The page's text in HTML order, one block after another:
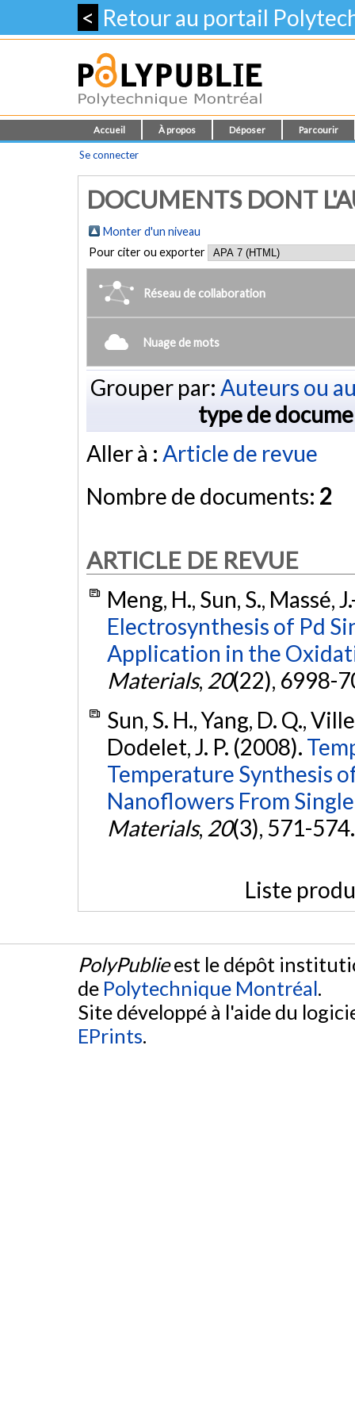
< Retour au portail
Accueil À propos Déposer Parcourir
Se connecter
DOCUMENTS DONT
Monter d'un niveau
Pour citer ou exporter
Réseau de collaboration
Nuage de mots
Grouper par: Auteurs ou
type de
Aller à : Article de revue
Nombre de documents: 2
ARTICLE DE REVUE
Meng, H., Sun, S., Massé,
Electrosynthesis of Pd
Application in the
Materials, 20(22), 6998-
Sun, S. H., Yang, D. Q.,
Dodelet, J. P. (2008).
Temperature Synthesis
Nanoflowers From
Materials, 20(3), 571-
Liste
PolyPublieest le dépôt
de Polytechnique Montréal.
Site développé à l'aide du
EPrints.